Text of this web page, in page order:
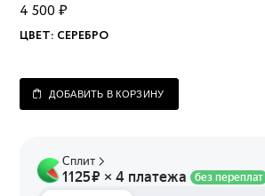
4 500 ₽
ЦВЕТ: СЕРЕБРО
ДОБАВИТЬ В КОРЗИНУ